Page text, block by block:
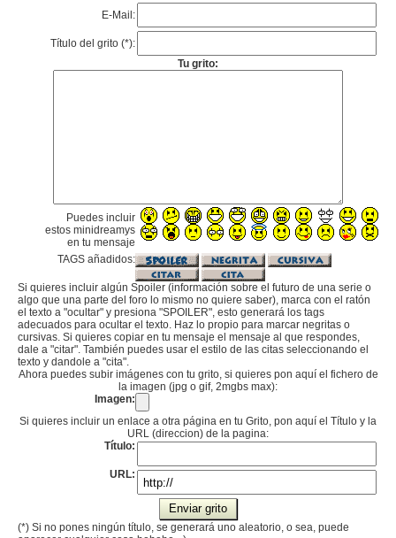
E-Mail:
Título del grito (*):
Tu grito:
Puedes incluir
estos minidreamys
en tu mensaje
TAGS añadidos:
Si quieres incluir algún Spoiler (información sobre el futuro de una serie o
algo que una parte del foro lo mismo no quiere saber), marca con el ratón
el texto a "ocultar" y presiona "SPOILER", esto generará los tags
adecuados para ocultar el texto. Haz lo propio para marcar negritas o
cursivas. Si quieres copiar en tu mensaje el mensaje al que respondes,
dale a "citar". También puedes usar el estilo de las citas seleccionando el
texto y dandole a "cita".
Ahora puedes subir imágenes con tu grito, si quieres pon aquí el fichero de
la imagen (jpg o gif, 2mgbs max):
Imagen:
Si quieres incluir un enlace a otra página en tu Grito, pon aquí el Título y la
URL (direccion) de la pagina:
Título:
URL:
(*) Si no pones ningún título, se generará uno aleatorio, o sea, puede